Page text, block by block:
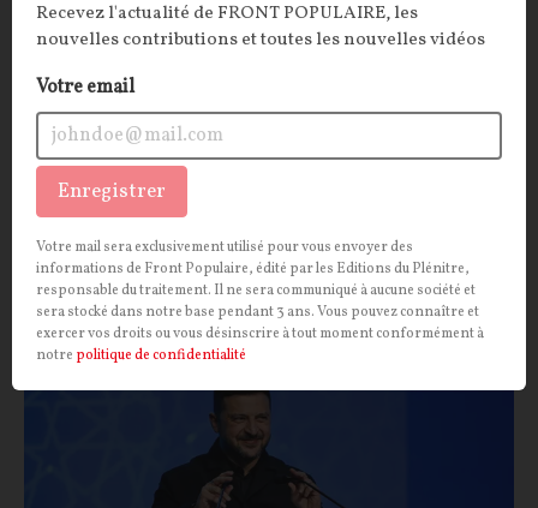
Albert Sturni, l'insoumis
malgré lui, dans les légions nazies. Il choisira plutôt
la voie de l'insoumission en rejoignant la Résistance
et le général de Gaulle. Hier comme aujourd'hui,
l'histoire d'Albert Sturni pourrait valoir leçon.
Carole Guittard 18/07/2026 22commentaires
OPINIONSINTERNATIONAL
Recevez l'actualité de FRONT POPULAIRE, les
nouvelles contributions et toutes les nouvelles vidéos
Votre email
Enregistrer
Votre mail sera exclusivement utilisé pour vous envoyer des
informations de Front Populaire, édité par les Editions du Plénitre,
responsable du traitement. Il ne sera communiqué à aucune société et
sera stocké dans notre base pendant 3 ans. Vous pouvez connaître et
exercer vos droits ou vous désinscrire à tout moment conformément à
notre politique de confidentialité